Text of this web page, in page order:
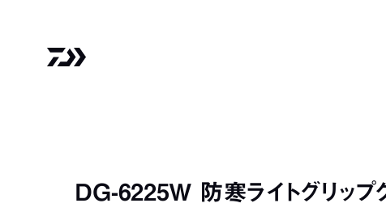
DG-6225W 防寒ライトグリップ